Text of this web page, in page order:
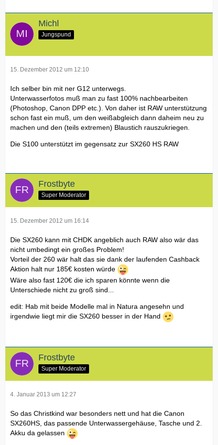
Michl
Jungspund
15. Dezember 2012 um 12:10
Ich selber bin mit ner G12 unterwegs.
Unterwasserfotos muß man zu fast 100% nachbearbeiten
(Photoshop, Canon DPP etc.). Von daher ist RAW unterstützung
schon fast ein muß, um den weißabgleich dann daheim neu zu
machen und den (teils extremen) Blaustich rauszukriegen.
Die S100 unterstützt im gegensatz zur SX260 HS RAW
Frostbyte
Super Moderator
15. Dezember 2012 um 16:14
Die SX260 kann mit CHDK angeblich auch RAW also wär das
nicht umbedingt ein großes Problem!
Vorteil der 260 wär halt das sie dank der laufenden Cashback
Aktion halt nur 185€ kosten würde
Wäre also fast 120€ die ich sparen könnte wenn die
Unterschiede nicht zu groß sind...
edit: Hab mit beide Modelle mal in Natura angesehn und
irgendwie liegt mir die SX260 besser in der Hand
Frostbyte
Super Moderator
4. Januar 2013 um 12:27
So das Christkind war besonders nett und hat die Canon
SX260HS, das passende Unterwassergehäuse, Tasche und 2.
Akku da gelassen